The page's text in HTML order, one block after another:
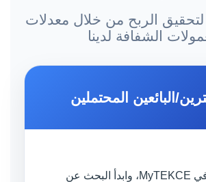
الربح من خلال معدلات
الشفافة لدينا
البائعين المحتملين
سجل الآن في MyTEKCE، وابدأ البحث عن